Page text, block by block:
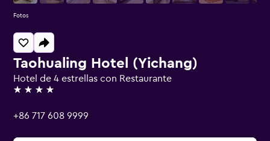
Taohualing Hotel (Yichang)
Hotel de 4 estrellas con Restaurante
4 estrellas
+86 717 608 9999
Fotos